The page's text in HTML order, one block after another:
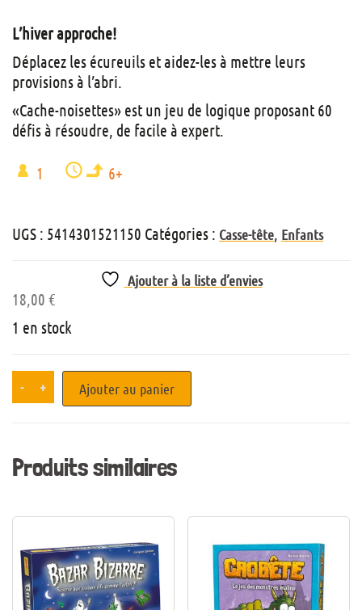
L’hiver approche!
Déplacez les écureuils et aidez-les à mettre leurs
provisions à l’abri.
«Cache-noisettes» est un jeu de logique proposant 60
défis à résoudre, de facile à expert.
1 6+
UGS : 5414301521150 Catégories : Casse-tête, Enfants
Ajouter à la liste d’envies
18,00 €
1 en stock
- + Ajouter au panier
Produits similaires